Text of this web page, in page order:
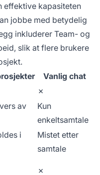
effektive kapasiteten
jobbe med betydelig
inkluderer Team- og
slik at flere brukere
Vanlig chat
✗
av
Kun
enkeltsamtale
i
Mistet etter
samtale
✗